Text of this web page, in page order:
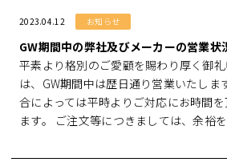
2023.04.12 お知らせ
GW期間中の弊社及びメーカーの営業状
平素より格別のご愛顧を賜わり厚く御
は、GW期間中は歴日通り営業いたしま
合によっては平時よりご対応にお時間
ます。 ご注文等につきましては、余裕